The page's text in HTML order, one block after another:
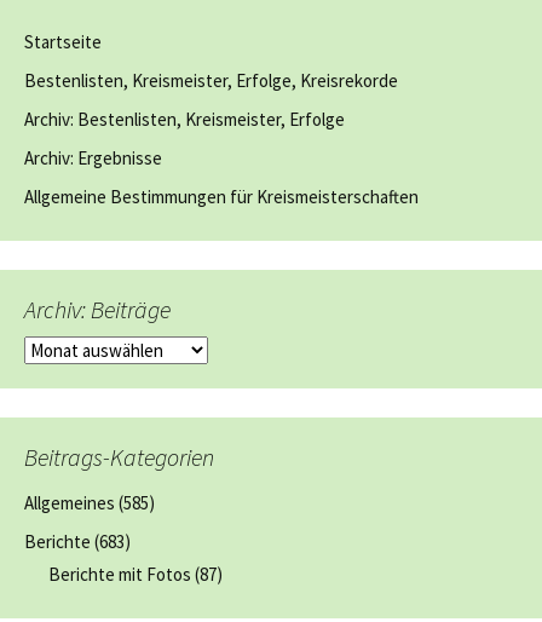
Startseite
Bestenlisten, Kreismeister, Erfolge, Kreisrekorde
Archiv: Bestenlisten, Kreismeister, Erfolge
Archiv: Ergebnisse
Allgemeine Bestimmungen für Kreismeisterschaften
Archiv: Beiträge
Archiv:
Beitrags-Kategorien
Allgemeines (585)
Berichte (683)
Berichte mit Fotos (87)